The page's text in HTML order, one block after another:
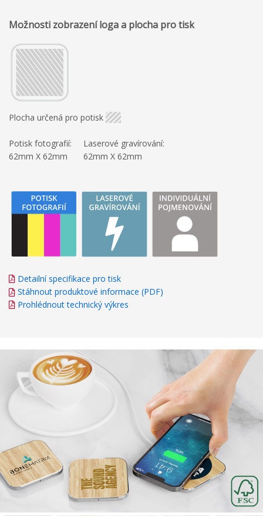
Možnosti zobrazení loga a plocha pro tisk
Plocha určená pro potisk
Potisk fotografií:
62mm X 62mm
Laserové gravírování:
62mm X 62mm
Detailní specifikace pro tisk
Stáhnout produktové informace (PDF)
Prohlédnout technický výkres